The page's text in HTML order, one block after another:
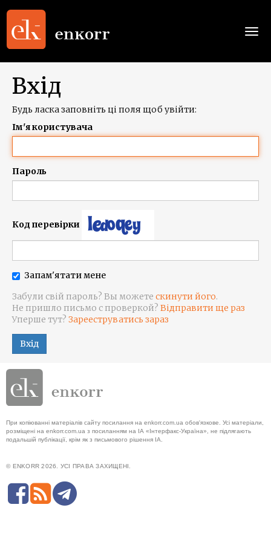
Вхід
Будь ласка заповніть ці поля щоб увійти:
Ім'я користувача
Пароль
Код перевірки
Запам'ятати мене
Забули свій пароль? Вы можете скинути його.
Не пришло письмо с проверкой? Відправити ще раз
Уперше тут? Зарееструватись зараз
Вхід
При копіюванні матеріалів сайту посилання на enkorr.com.ua обов'язкове. Усі матеріали,
розміщені на enkorr.com.ua з посиланням на ІА «Інтерфакс-Україна», не підлягають
подальшій публікації, крім як з письмового рішення ІА.
© ENKORR 2026. УСІ ПРАВА ЗАХИЩЕНІ.